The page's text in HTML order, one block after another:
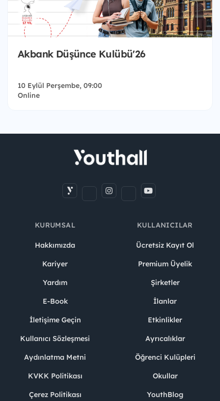
Akbank Düşünce Kulübü'26
10 Eylül Perşembe, 09:00
Online
KURUMSAL
Hakkımızda
Kariyer
Yardım
E-Book
İletişime Geçin
Kullanıcı Sözleşmesi
Aydınlatma Metni
KVKK Politikası
Çerez Politikası
KULLANICILAR
Ücretsiz Kayıt Ol
Premium Üyelik
Şirketler
İlanlar
Etkinlikler
Ayrıcalıklar
Öğrenci Kulüpleri
Okullar
YouthBlog